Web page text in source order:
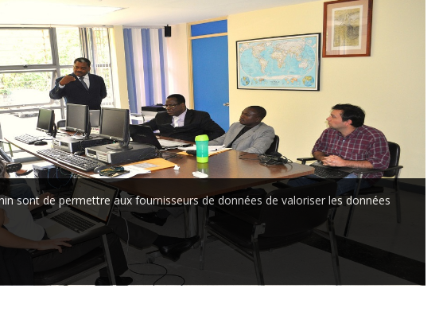
sont de permettre aux fournisseurs de données de valoriser les données